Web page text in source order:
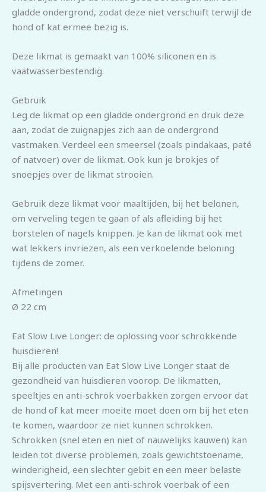
gladde ondergrond, zodat deze niet verschuift terwijl de
hond of kat ermee bezig is.
Deze likmat is gemaakt van 100% siliconen en is
vaatwasserbestendig.
Gebruik
Leg de likmat op een gladde ondergrond en druk deze
aan, zodat de zuignapjes zich aan de ondergrond
vastmaken. Verdeel een smeersel (zoals pindakaas, paté
of natvoer) over de likmat. Ook kun je brokjes of
snoepjes over de likmat strooien.
Gebruik deze likmat voor maaltijden, bij het belonen,
om verveling tegen te gaan of als afleiding bij het
borstelen of nagels knippen. Je kan de likmat ook met
wat lekkers invriezen, als een verkoelende beloning
tijdens de zomer.
Afmetingen
Ø 22 cm
Eat Slow Live Longer: de oplossing voor schrokkende
huisdieren!
Bij alle producten van Eat Slow Live Longer staat de
gezondheid van huisdieren voorop. De likmatten,
speeltjes en anti-schrok voerbakken zorgen ervoor dat
de hond of kat meer moeite moet doen om bij het eten
te komen, waardoor ze niet kunnen schrokken.
Schrokken (snel eten en niet of nauwelijks kauwen) kan
leiden tot diverse problemen, zoals gewichtstoename,
winderigheid, een slechter gebit en een meer belaste
spijsvertering. Met een anti-schrok voerbak of een